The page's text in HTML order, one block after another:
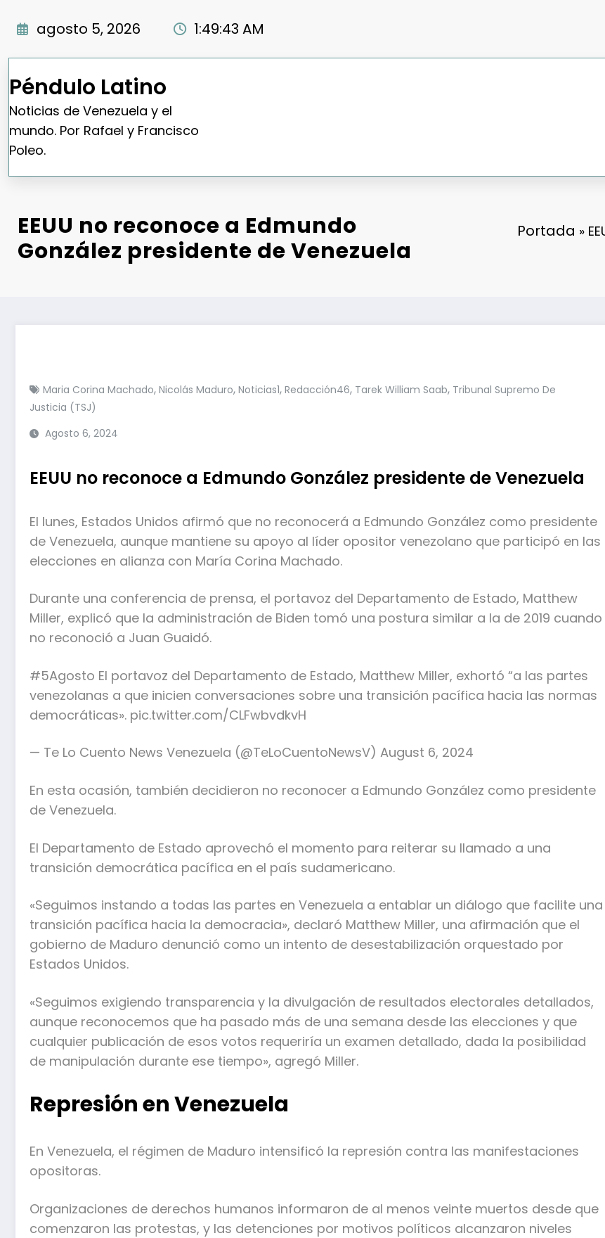
agosto 5, 2026 1:49:44 AM
Péndulo Latino
Noticias de Venezuela y el
mundo. Por Rafael y Francisco
Poleo.
EEUU no reconoce a Edmundo
González presidente de Venezuela
Portada »
Maria Corina Machado, Nicolás Maduro, Noticias1, Redacción46, Tarek William Saab, Tribunal Supremo De
Justicia (TSJ)
Agosto 6, 2024
EEUU no reconoce a Edmundo González presidente de Venezuela
El lunes, Estados Unidos afirmó que no reconocerá a Edmundo González como presidente
de Venezuela, aunque mantiene su apoyo al líder opositor venezolano que participó en las
elecciones en alianza con María Corina Machado.
Durante una conferencia de prensa, el portavoz del Departamento de Estado, Matthew
Miller, explicó que la administración de Biden tomó una postura similar a la de 2019 cuando
no reconoció a Juan Guaidó.
#5Agosto El portavoz del Departamento de Estado, Matthew Miller, exhortó “a las partes
venezolanas a que inicien conversaciones sobre una transición pacífica hacia las normas
democráticas». pic.twitter.com/CLFwbvdkvH
— Te Lo Cuento News Venezuela (@TeLoCuentoNewsV) August 6, 2024
En esta ocasión, también decidieron no reconocer a Edmundo González como presidente
de Venezuela.
El Departamento de Estado aprovechó el momento para reiterar su llamado a una
transición democrática pacífica en el país sudamericano.
«Seguimos instando a todas las partes en Venezuela a entablar un diálogo que facilite una
transición pacífica hacia la democracia», declaró Matthew Miller, una afirmación que el
gobierno de Maduro denunció como un intento de desestabilización orquestado por
Estados Unidos.
«Seguimos exigiendo transparencia y la divulgación de resultados electorales detallados,
aunque reconocemos que ha pasado más de una semana desde las elecciones y que
cualquier publicación de esos votos requeriría un examen detallado, dada la posibilidad
de manipulación durante ese tiempo», agregó Miller.
Represión en Venezuela
En Venezuela, el régimen de Maduro intensificó la represión contra las manifestaciones
opositoras.
Organizaciones de derechos humanos informaron de al menos veinte muertos desde que
comenzaron las protestas, y las detenciones por motivos políticos alcanzaron niveles